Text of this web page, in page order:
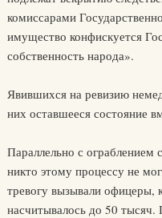
комиссарами
имущество конфискуется
собственность народа».
Явившихся на ревизию
них оставшееся состояние
Параллельно с
никто этому процессу не
тревогу вызывали офицеры,
насчитывалось до 50 тысяч.